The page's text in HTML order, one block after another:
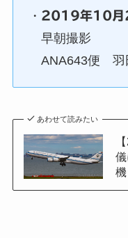
・ 2019年10月
早朝撮影
ANA643便 羽
あわせて読みたい
機